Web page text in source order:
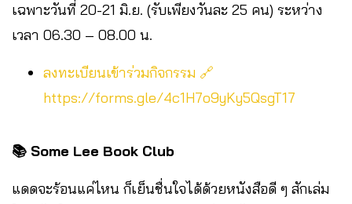
เฉพาะวันที่ 20-21 มิ.ย. (รับเพียงวันละ 25 คน) ระหว่าง
เวลา 06.30 – 08.00 น.
ลงทะเบียนเข้าร่วมกิจกรรม 🔗
https://forms.gle/4c1H7o9yKy5QsgT17
📚 Some Lee Book Club
แดดจะร้อนแค่ไหน ก็เย็นชื่นใจได้ด้วยหนังสือดี ๆ สักเล่ม